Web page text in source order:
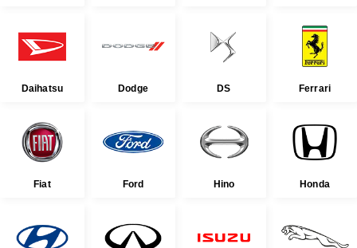
Daihatsu Dodge DS Ferrari
Fiat Ford Hino Honda